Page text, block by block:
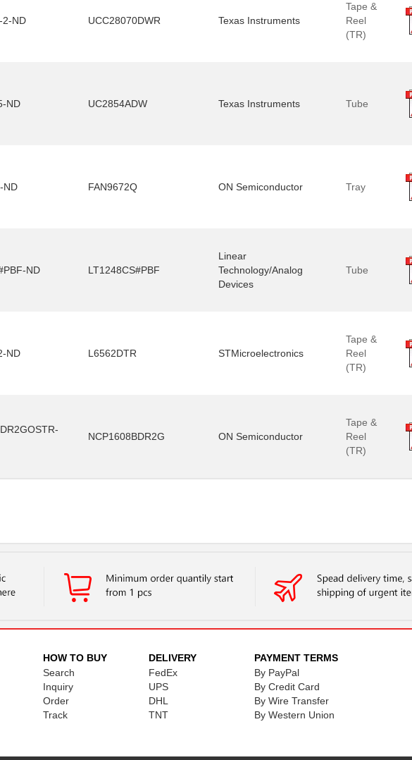
2-ND UCC28070DWR Texas Instruments
Tape &
Reel
(TR)
ND UC2854ADW Texas Instruments Tube
ND FAN9672Q ON Semiconductor Tray
ND LT1248CS#PBF
Linear
Technology/Analog
Devices
Tube
ND L6562DTR STMicroelectronics
Tape &
Reel
(TR)
NCP1608BDR2G ON Semiconductor
Tape &
Reel
(TR)
HOW TO BUY
Search
Inquiry
Order
Track
DELIVERY
FedEx
UPS
DHL
TNT
PAYMENT TERMS
By PayPal
By Credit Card
By Wire Transfer
By Western Union